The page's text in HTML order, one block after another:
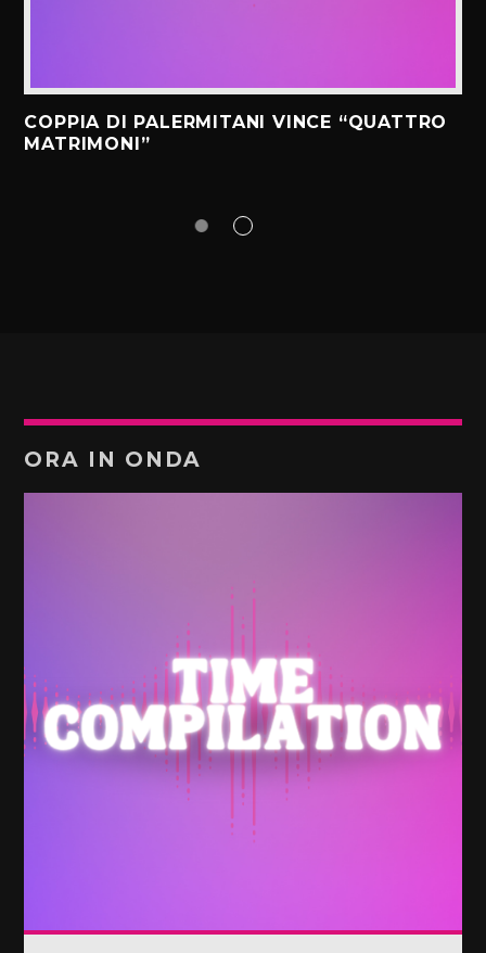
COPPIA DI PALERMITANI VINCE “QUATTRO
MATRIMONI”
ORA IN ONDA